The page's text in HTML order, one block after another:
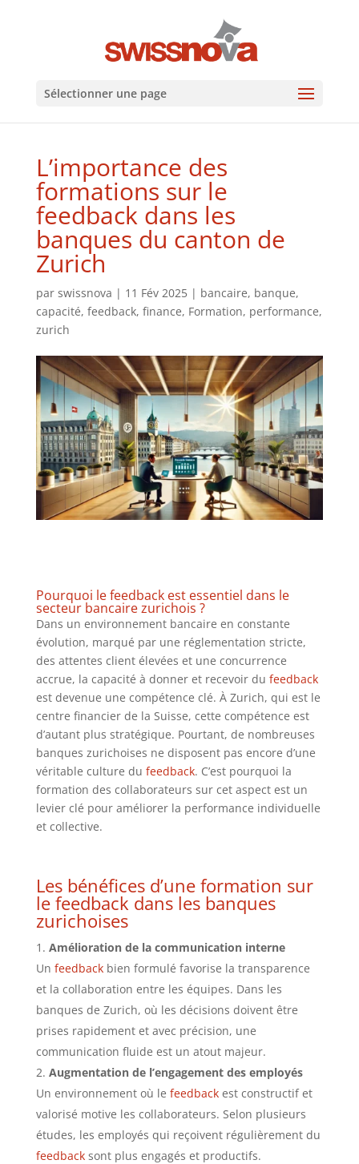
Sélectionner une page
L’importance des
formations sur le
feedback dans les
banques du canton de
Zurich
par swissnova | 11 Fév 2025| bancaire, banque,
capacité, feedback, finance, Formation, performance,
zurich
Pourquoi lefeedbackest essentiel dans le
secteur bancaire zurichois ?
Dans un environnement bancaire en constante
évolution, marqué par une réglementation stricte,
des attentes client élevées et une concurrence
accrue, la capacité à donner et recevoir du feedback
est devenue une compétence clé. À Zurich, qui est le
centre financier de la Suisse, cette compétence est
d’autant plus stratégique. Pourtant, de nombreuses
banques zurichoises ne disposent pas encore d’une
véritable culture du feedback. C’est pourquoi la
formation des collaborateurs sur cet aspect est un
levier clé pour améliorer la performance individuelle
et collective.
Les bénéfices d’une formation sur
le feedback dans les banques
zurichoises
Amélioration de la communication interne
Un feedbackbien formulé favorise la transparence
et la collaboration entre les équipes. Dans les
banques de Zurich, où les décisions doivent être
prises rapidement et avec précision, une
communication fluide est un atout majeur.
Augmentation de l’engagement des employés
Un environnement où le feedbackest constructif et
valorisé motive les collaborateurs. Selon plusieurs
études, les employés qui reçoivent régulièrement du
feedbacksont plus engagés et productifs.